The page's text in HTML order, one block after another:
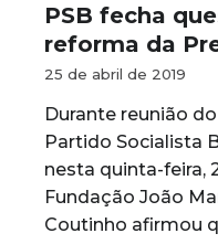
PSB fecha
reforma da
25 de abril de 2019
Durante reunião
Partido Socialista
nesta quinta-feira,
Fundação João
Coutinho afirmou